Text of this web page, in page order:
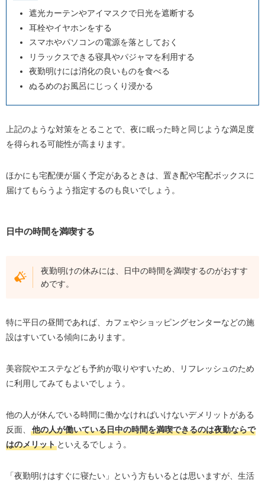
遮光カーテンやアイマスクで日光を遮断する
耳栓やイヤホンをする
スマホやパソコンの電源を落としておく
リラックスできる寝具やパジャマを利用する
夜勤明けには消化の良いものを食べる
ぬるめのお風呂にじっくり浸かる
上記のような対策をとることで、夜に眠った時と同じような満足度
を得られる可能性が高まります。
ほかにも宅配便が届く予定があるときは、置き配や宅配ボックスに
届けてもらうよう指定するのも良いでしょう。
日中の時間を満喫する
夜勤明けの休みには、日中の時間を満喫するのがおすす
めです。
特に平日の昼間であれば、カフェやショッピングセンターなどの施
設はすいている傾向にあります。
美容院やエステなども予約が取りやすいため、リフレッシュのため
に利用してみてもよいでしょう。
他の人が休んでいる時間に働かなければいけないデメリットがある
反面、
他の人が働いている日中の時間を満喫できるのは夜勤ならで
はのメリットといえるでしょう。
「夜勤明けはすぐに寝たい」という方もいるとは思いますが、生活